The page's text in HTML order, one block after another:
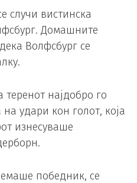
случи вистинска
Домашните
Волфсбург се
најдобро го
на удари кон голот, која
изнесуваше
победник, се